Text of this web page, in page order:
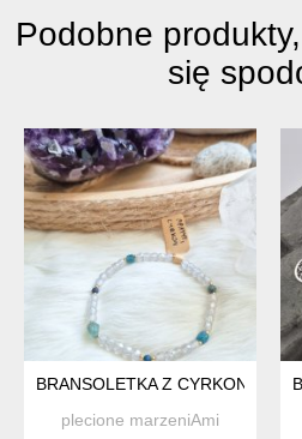
Podobne
się
BRANSOLETKA Z CYRKONU I
plecione marzeniAmi